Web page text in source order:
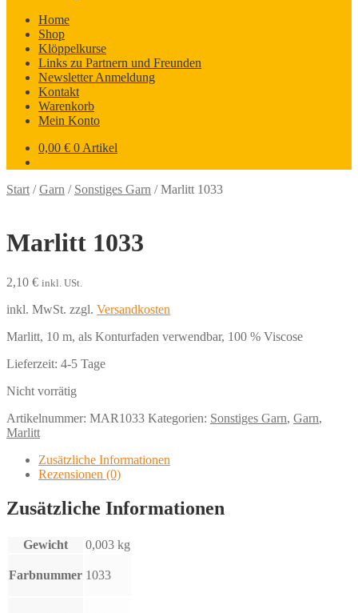
Home
Shop
Klöppelkurse
Links zu Partnern und Freunden
Newsletter Anmeldung
Kontakt
Warenkorb
Mein Konto
0,00 € 0 Artikel
Start /Garn / Sonstiges Garn /Marlitt 1033
Marlitt 1033
2,10 € inkl. USt.
inkl. MwSt. zzgl. Versandkosten
Marlitt, 10 m, als Konturfaden verwendbar, 100 % Viscose
Lieferzeit: 4-5 Tage
Nicht vorrätig
Artikelnummer: MAR1033 Kategorien: Sonstiges Garn, Garn,
Marlitt
Zusätzliche Informationen
Rezensionen (0)
Zusätzliche Informationen
Gewicht 0,003 kg
Farbnummer 1033